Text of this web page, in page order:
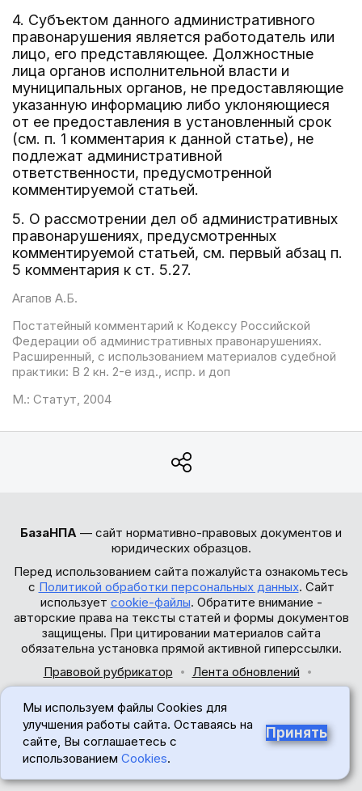
4. Субъектом данного административного
правонарушения является работодатель или
лицо, его представляющее. Должностные
лица органов исполнительной власти и
муниципальных органов, не предоставляющие
указанную информацию либо уклоняющиеся
от ее предоставления в установленный срок
(см. п. 1 комментария к данной статье), не
подлежат административной
ответственности, предусмотренной
комментируемой статьей.
5. О рассмотрении дел об административных
правонарушениях, предусмотренных
комментируемой статьей, см. первый абзац п.
5 комментария к ст. 5.27.
Агапов А.Б.
Постатейный комментарий к Кодексу Российской
Федерации об административных правонарушениях.
Расширенный, с использованием материалов судебной
практики: В 2 кн. 2-е изд., испр. и доп
М.: Статут, 2004
БазаНПА — сайт нормативно-правовых документов и
юридических образцов.
Перед использованием сайта пожалуйста ознакомьтесь
с Политикой обработки персональных данных. Сайт
использует cookie-файлы. Обратите внимание -
авторские права на тексты статей и формы документов
защищены. При цитировании материалов сайта
обязательна установка прямой активной гиперссылки.
Правовой рубрикатор
Лента обновлений
© 2017-2026
18+
Мы используем файлы Cookies для
улучшения работы сайта. Оставаясь на
сайте, Вы соглашаетесь с
использованием Cookies.
Принять